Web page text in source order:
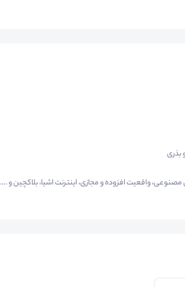
بذری
واقعیت افزوده و مجازی، اینترنت اشیا، بلاکچین و ....